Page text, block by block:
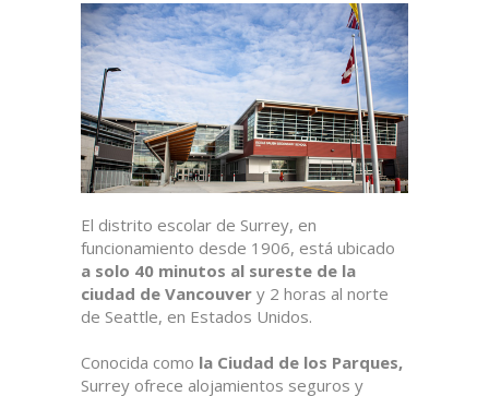
El distrito escolar de Surrey, en
funcionamiento desde 1906, está ubicado
a solo 40 minutos al sureste de la
ciudad de Vancouver y 2 horas al norte
de Seattle, en Estados Unidos.
Conocida como la Ciudad de los Parques,
Surrey ofrece alojamientos seguros y